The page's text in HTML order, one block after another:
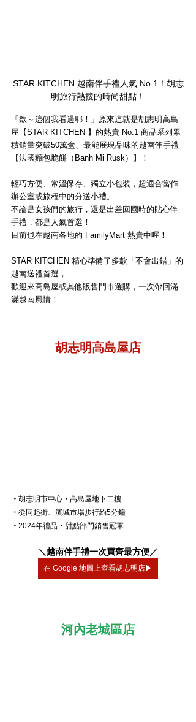
STAR KITCHEN 越南伴手禮人氣 No.1！胡志
明旅行熱搜的時尚甜點！
「欸～這個我看過耶！」原來這就是胡志明高島
屋【STAR KITCHEN 】的熱賣 No.1 商品系列累
積銷量突破50萬盒、最能展現品味的越南伴手禮
【法國麵包脆餅（Banh Mi Rusk）】！
輕巧方便、常溫保存、獨立小包裝，超適合當作
辦公室或旅程中的分送小禮。
不論是女孩們的旅行，還是出差回國時的貼心伴
手禮，都是人氣首選！
目前也在越南各地的 FamilyMart 熱賣中喔！
STAR KITCHEN 精心準備了多款「不會出錯」的
越南送禮首選，
歡迎來高島屋或其他販售門市選購，一次帶回滿
滿越南風情！
胡志明高島屋店
・ 胡志明市中心・高島屋地下二樓
・ 從同起街、濱城市場步行約5分鐘
・ 2024年禮品・甜點部門銷售冠軍
＼ 越南伴手禮一次買齊最方便／
在 Google 地圖上查看胡志明店▶
河內老城區店